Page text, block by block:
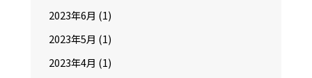
2023年6月 (1)
2023年5月 (1)
2023年4月 (1)